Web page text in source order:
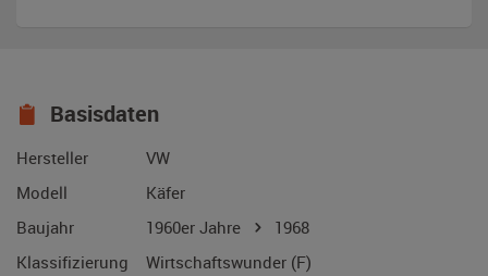
Basisdaten
Hersteller
VW
Modell
Käfer
Baujahr
1960er Jahre
1968
Klassifizierung
Wirtschaftswunder (F)